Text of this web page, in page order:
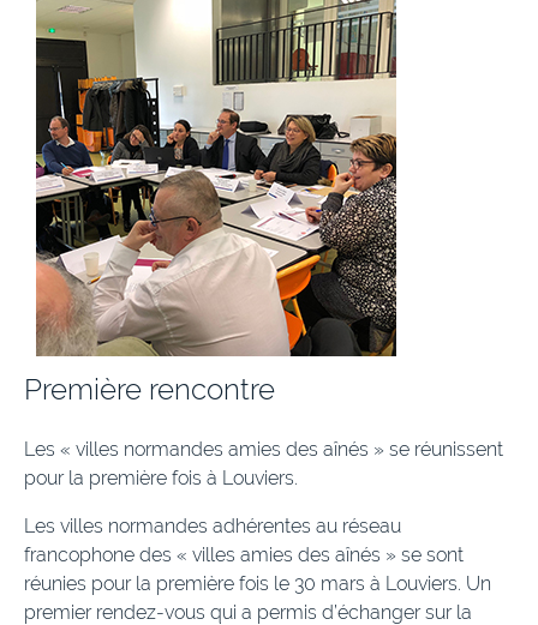
Première rencontre
Les « villes normandes amies des aînés » se réunissent
pour la première fois à Louviers.
Les villes normandes adhérentes au réseau
francophone des « villes amies des aînés » se sont
réunies pour la première fois le 30 mars à Louviers. Un
premier rendez-vous qui a permis d’échanger sur la